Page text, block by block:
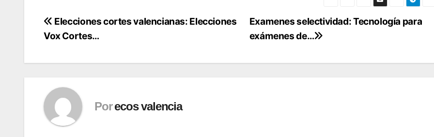
Navegación
de
entradas
Examenes selectividad: Tecnología para
exámenes de…
Elecciones cortes valencianas: Elecciones
Vox Cortes…
Por ecos valencia